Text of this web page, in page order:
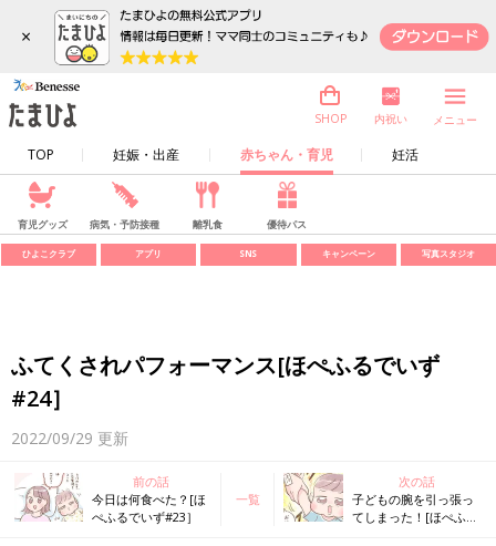
×
TOP 妊娠・出産 赤ちゃん・育児 妊活
SHOP 内祝い メニュー
育児グッズ 病気・予防接種 離乳食 優待パス
ひよこクラブ アプリ SNS キャンペーン 写真スタジオ
ふてくされパフォーマンス[ほぺふるでいず
#24］
2022/09/29 更新
前の話
今日は何食べた？[ほ
ぺふるでいず#23］
一覧
次の話
子どもの腕を引っ張っ
てしまった！[ほぺふる